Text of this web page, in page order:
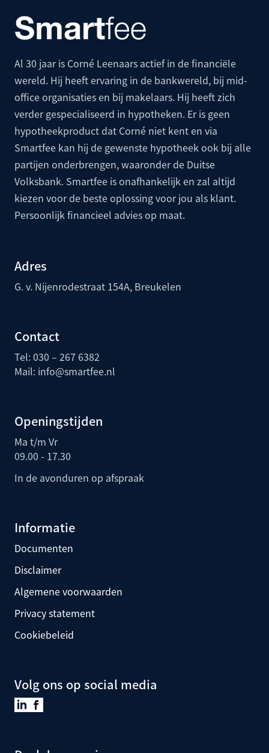
Al 30 jaar is Corné Leenaars actief in de financiële
wereld. Hij heeft ervaring in de bankwereld, bij mid-
office organisaties en bij makelaars. Hij heeft zich
verder gespecialiseerd in hypotheken. Er is geen
hypotheekproduct dat Corné niet kent en via
Smartfee kan hij de gewenste hypotheek ook bij alle
partijen onderbrengen, waaronder de Duitse
Volksbank. Smartfee is onafhankelijk en zal altijd
kiezen voor de beste oplossing voor jou als klant.
Persoonlijk financieel advies op maat.
Adres
G. v. Nijenrodestraat 154A, Breukelen
Contact
Tel: 030 – 267 6382
Mail: info@smartfee.nl
Openingstijden
Ma t/m Vr
09.00 - 17.30
In de avonduren op afspraak
Informatie
Documenten
Disclaimer
Algemene voorwaarden
Privacy statement
Cookiebeleid
Volg ons op social media